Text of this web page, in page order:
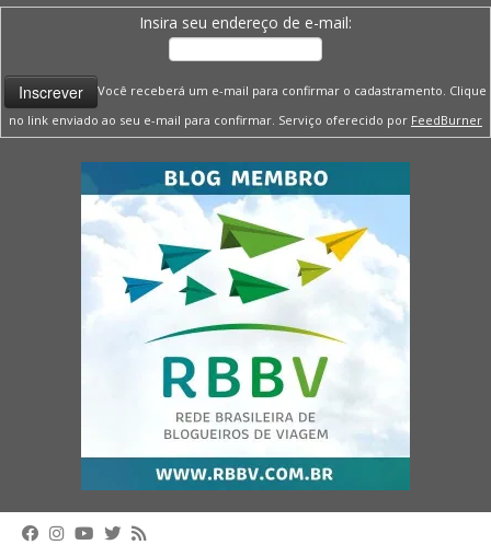
Insira seu endereço de e-mail:
Você receberá um e-mail para confirmar o cadastramento. Clique
no link enviado ao seu e-mail para confirmar. Serviço oferecido por FeedBurner